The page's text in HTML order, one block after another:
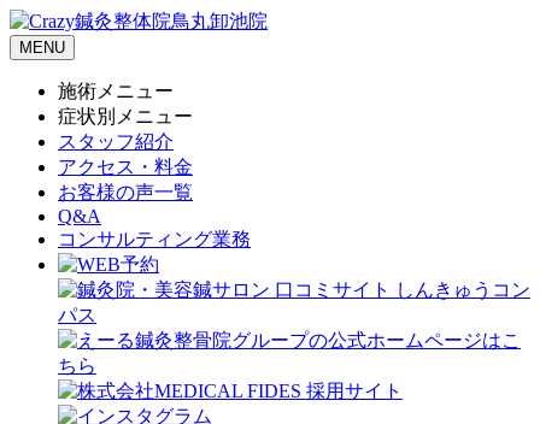
MENU
施術メニュー
症状別メニュー
スタッフ紹介
アクセス・料金
お客様の声一覧
Q&A
コンサルティング業務